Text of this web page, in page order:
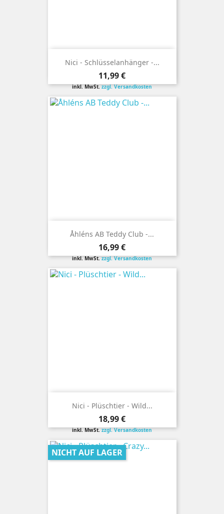
Nici - Schlüsselanhänger -...
Preis
11,99 €
inkl. MwSt.zzgl. Versandkosten
Åhléns AB Teddy Club -...
Preis
16,99 €
inkl. MwSt.zzgl. Versandkosten
Nici - Plüschtier - Wild...
Preis
18,99 €
inkl. MwSt.zzgl. Versandkosten
NICHT AUF LAGER